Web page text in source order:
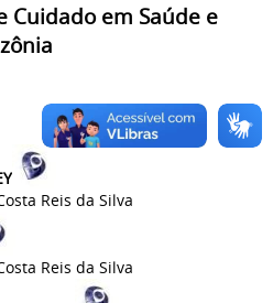
Cuidado em Saúde e
Reis da Silva
Reis da Silva